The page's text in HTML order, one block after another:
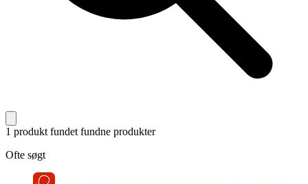
1 produkt fundet fundne produkter
Ofte søgt